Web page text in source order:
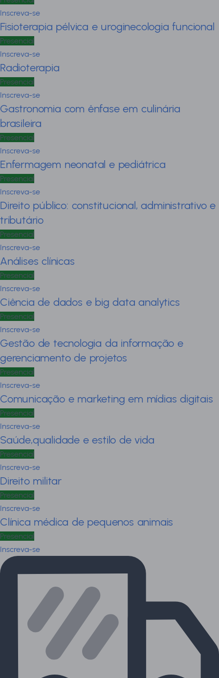
Inscreva-se
Fisioterapia pélvica e uroginecologia funcional
Presencial
Inscreva-se
Radioterapia
Presencial
Inscreva-se
Gastronomia com ênfase em culinária
brasileira
Presencial
Inscreva-se
Enfermagem neonatal e pediátrica
Presencial
Inscreva-se
Direito público: constitucional, administrativo e
tributário
Presencial
Inscreva-se
Análises clínicas
Presencial
Inscreva-se
Ciência de dados e big data analytics
Presencial
Inscreva-se
Gestão de tecnologia da informação e
gerenciamento de projetos
Presencial
Inscreva-se
Comunicação e marketing em mídias digitais
Presencial
Inscreva-se
Saúde,qualidade e estilo de vida
Presencial
Inscreva-se
Direito militar
Presencial
Inscreva-se
Clínica médica de pequenos animais
Presencial
Inscreva-se